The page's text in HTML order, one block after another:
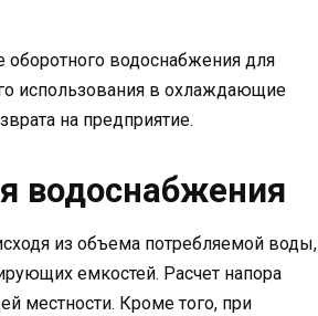
оборотного водоснабжения для
использования в охлаждающие
на предприятие.
водоснабжения
из объема потребляемой воды,
емкостей. Расчет напора
местности. Кроме того, при